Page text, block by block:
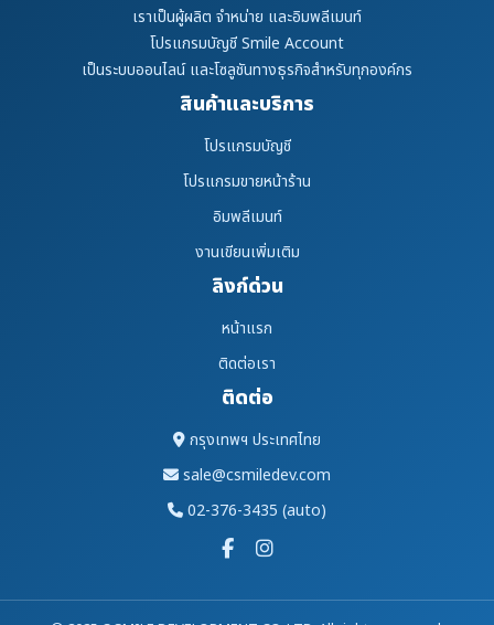
เราเป็นผู้ผลิต จำหน่าย และอิมพลีเมนท์
โปรแกรมบัญชี Smile Account
เป็นระบบออนไลน์ และโซลูชันทางธุรกิจสำหรับทุกองค์กร
สินค้าและบริการ
โปรแกรมบัญชี
โปรแกรมขายหน้าร้าน
อิมพลีเมนท์
งานเขียนเพิ่มเติม
ลิงก์ด่วน
หน้าแรก
ติดต่อเรา
ติดต่อ
กรุงเทพฯ ประเทศไทย
sale@csmiledev.com
02-376-3435 (auto)